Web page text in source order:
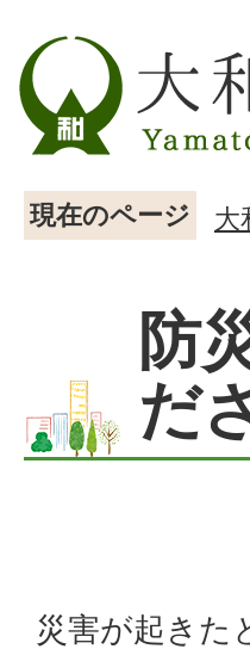
現在のページ 大
防
だ
災害が起きた